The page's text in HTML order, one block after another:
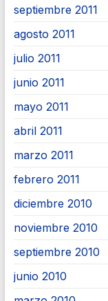
septiembre 2011
agosto 2011
julio 2011
junio 2011
mayo 2011
abril 2011
marzo 2011
febrero 2011
diciembre 2010
noviembre 2010
septiembre 2010
junio 2010